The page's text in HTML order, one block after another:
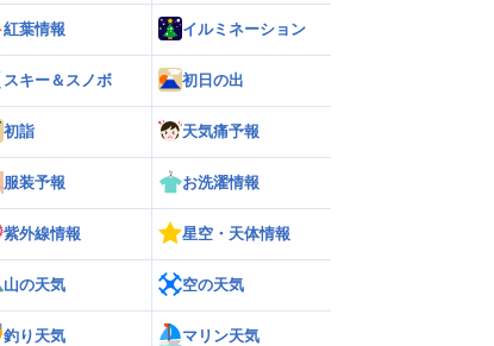
影響はいつま
ス気象予報士
注意 後半は急な雷雨の心配も
紅葉情報 イルミネーション
スキー＆スノボ 初日の出
初詣 天気痛予報
服装予報 お洗濯情報
紫外線情報 星空・天体情報
山の天気 空の天気
釣り天気 マリン天気